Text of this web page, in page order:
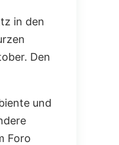
in den
Den
und
Foro